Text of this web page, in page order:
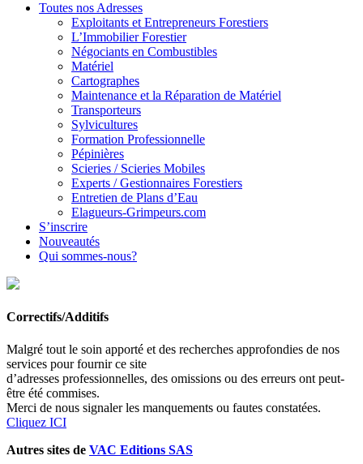
Toutes nos Adresses
Exploitants et Entrepreneurs Forestiers
L’Immobilier Forestier
Négociants en Combustibles
Matériel
Cartographes
Maintenance et la Réparation de Matériel
Transporteurs
Sylvicultures
Formation Professionnelle
Pépinières
Scieries / Scieries Mobiles
Experts / Gestionnaires Forestiers
Entretien de Plans d’Eau
Elagueurs-Grimpeurs.com
S’inscrire
Nouveautés
Qui sommes-nous?
Correctifs/Additifs
Malgré tout le soin apporté et des recherches approfondies de nos
services pour fournir ce site
d’adresses professionnelles, des omissions ou des erreurs ont peut-
être été commises.
Merci de nous signaler les manquements ou fautes constatées.
Cliquez ICI
Autres sites de VAC Editions SAS